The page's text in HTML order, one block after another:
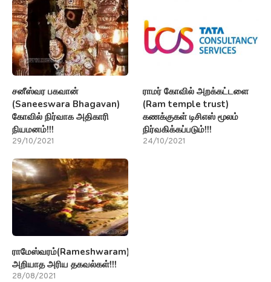
சனீஸ்வர பகவான்
(Saneeswara Bhagavan)
கோவில் நிர்வாக அதிகாரி
நியமனம்!!!
29/10/2021
ராமர் கோவில் அறக்கட்டளை
(Ram temple trust)
கணக்குகள் டிசிஎஸ் மூலம்
நிர்வகிக்கப்படும்!!!
24/10/2021
ராமேஸ்வரம்(Rameshwaram)பற்றி
அறியாத அரிய தகவல்கள்!!!
28/08/2021